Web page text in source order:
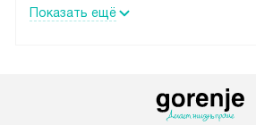
лейблом доставляется бесплатно
Возможна доставка товаров по
Показать ещё